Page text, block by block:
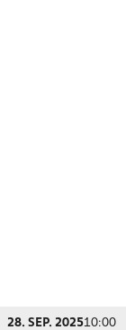
28. SEP. 202510:00